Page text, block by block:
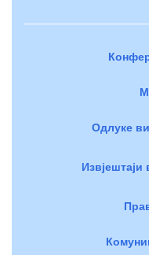
Одлуке
Извјештаји